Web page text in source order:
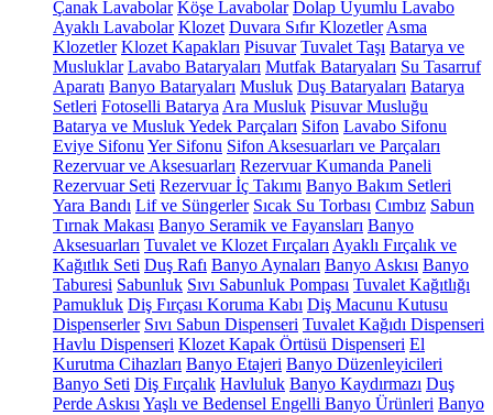
Çanak Lavabolar Köşe Lavabolar Dolap Uyumlu Lavabo
Ayaklı Lavabolar Klozet Duvara Sıfır Klozetler Asma
Klozetler Klozet Kapakları Pisuvar Tuvalet Taşı Batarya ve
Musluklar Lavabo Bataryaları Mutfak Bataryaları Su Tasarruf
Aparatı Banyo Bataryaları Musluk Duş Bataryaları Batarya
Setleri Fotoselli Batarya Ara Musluk Pisuvar Musluğu
Batarya ve Musluk Yedek Parçaları Sifon Lavabo Sifonu
Eviye Sifonu Yer Sifonu Sifon Aksesuarları ve Parçaları
Rezervuar ve Aksesuarları Rezervuar Kumanda Paneli
Rezervuar Seti Rezervuar İç Takımı Banyo Bakım Setleri
Yara Bandı Lif ve Süngerler Sıcak Su Torbası Cımbız Sabun
Tırnak Makası Banyo Seramik ve Fayansları Banyo
Aksesuarları Tuvalet ve Klozet Fırçaları Ayaklı Fırçalık ve
Kağıtlık Seti Duş Rafı Banyo Aynaları Banyo Askısı Banyo
Taburesi Sabunluk Sıvı Sabunluk Pompası Tuvalet Kağıtlığı
Pamukluk Diş Fırçası Koruma Kabı Diş Macunu Kutusu
Dispenserler Sıvı Sabun Dispenseri Tuvalet Kağıdı Dispenseri
Havlu Dispenseri Klozet Kapak Örtüsü Dispenseri El
Kurutma Cihazları Banyo Etajeri Banyo Düzenleyicileri
Banyo Seti Diş Fırçalık Havluluk Banyo Kaydırmazı Duş
Perde Askısı Yaşlı ve Bedensel Engelli Banyo Ürünleri Banyo